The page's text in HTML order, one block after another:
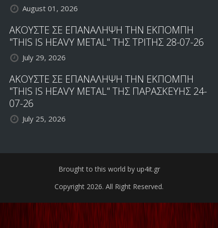
August 01, 2026
ΑΚΟΥΣΤΕ ΣΕ ΕΠΑΝΑΛΗΨΗ ΤΗΝ ΕΚΠΟΜΠΗ
"THIS IS HEAVY METAL" ΤΗΣ ΤΡΙΤΗΣ 28-07-26
July 29, 2026
ΑΚΟΥΣΤΕ ΣΕ ΕΠΑΝΑΛΗΨΗ ΤΗΝ ΕΚΠΟΜΠΗ
"THIS IS HEAVY METAL" ΤΗΣ ΠΑΡΑΣΚΕΥΗΣ 24-
07-26
July 25, 2026
Brought to this world by up4it.gr
Copyright 2026. All Right Reserved.